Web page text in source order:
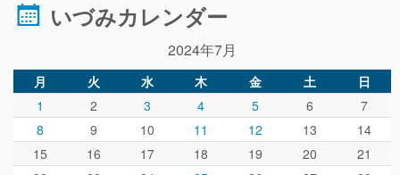
いづみカレンダー
2024年7月
月 火 水 木 金 土 日
1 2 3 4 5 6
7
8
9 10 11 12 13
14
15
16 17 18 19 20
21